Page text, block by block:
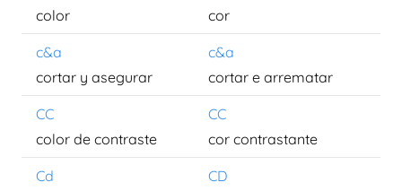
color
cor
c&a
c&a
cortar y asegurar
cortar e arrematar
CC
CC
color de contraste
cor contrastante
Cd
CD